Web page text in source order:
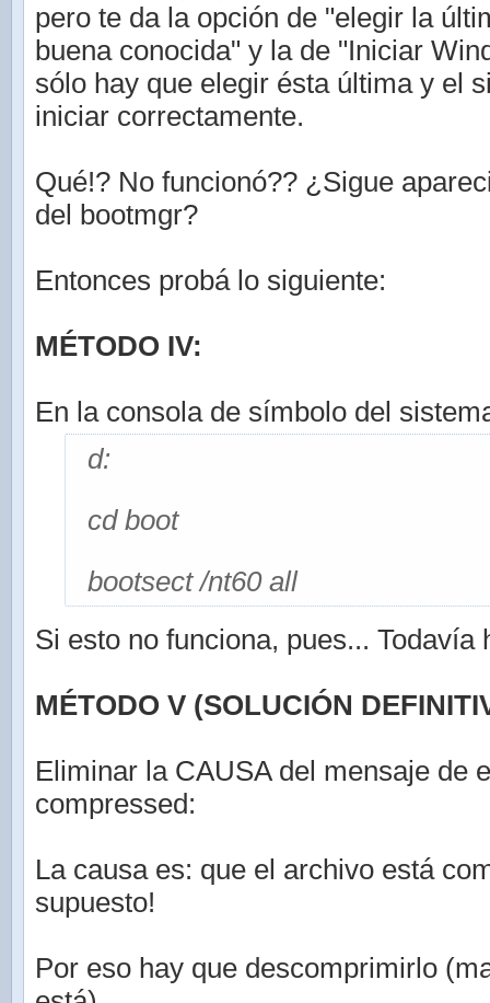
pero te da la opción de "elegir la
buena conocida" y la de "Iniciar
sólo hay que elegir ésta última y el
iniciar correctamente.
Qué!? No funcionó?? ¿Sigue
del bootmgr?
Entonces probá lo siguiente:
MÉTODO IV:
En la consola de símbolo del
d:
cd boot
bootsect /nt60 all
Si esto no funciona, pues... Todavía
MÉTODO V (SOLUCIÓN
Eliminar la CAUSA del mensaje de
compressed:
La causa es: que el archivo está
supuesto!
Por eso hay que descomprimirlo